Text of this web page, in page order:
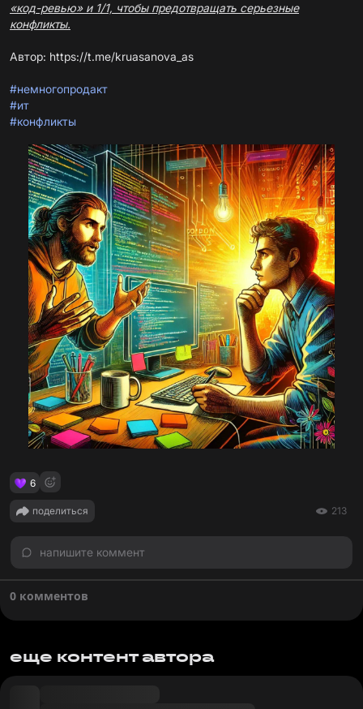
«код-ревью» и 1/1, чтобы предотвращать серьезные
конфликты.
Автор: https://t.me/kruasanova_as
#немногопродакт
#ит
#конфликты
6
поделиться 213
напишите коммент
0 комментов
еще контент автора